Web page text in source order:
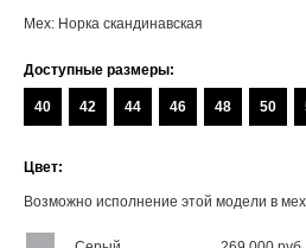
Мех: Норка скандинавская
Доступные размеры:
40 42 44 46 48 50
Цвет:
Возможно исполнение этой модели в